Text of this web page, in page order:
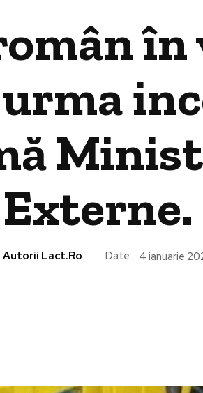
în
Externe.
Autorii Lact.ro Date: 4 ianuarie